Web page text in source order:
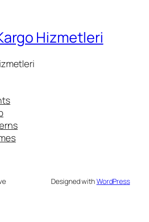
Hizmetleri
Designed withWordPress